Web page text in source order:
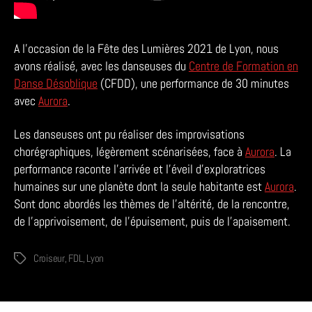
A l’occasion de la Fête des Lumières 2021 de Lyon, nous
avons réalisé, avec les danseuses du Centre de Formation en
Danse Désoblique (CFDD), une performance de 30 minutes
avec Aurora.
Les danseuses ont pu réaliser des improvisations
chorégraphiques, légèrement scénarisées, face àAurora. La
performance raconte l’arrivée et l’éveil d’exploratrices
humaines sur une planète dont la seule habitante estAurora.
Sont donc abordés les thèmes de l’altérité, de la rencontre,
de l’apprivoisement, de l’épuisement, puis de l’apaisement.
Étiquettes
Croiseur, FDL, Lyon